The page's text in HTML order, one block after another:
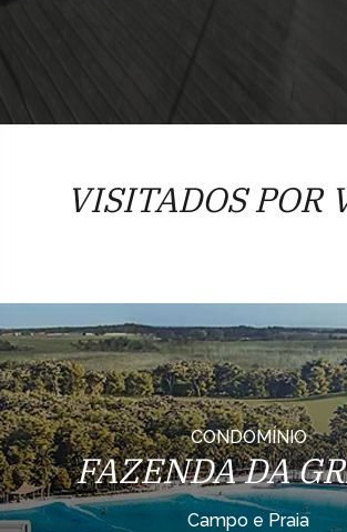
VISITADOS POR
CONDOMÍNIO
FAZENDA DA
Campo e Praia